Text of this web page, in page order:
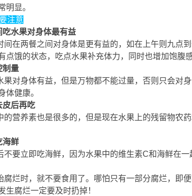
明显。
注意
吃水果对身体最有益
在两餐之间对身体是更有益的，如在上午则九点
点饿的状态，吃点水果补充体力，同时也增加饱腹
制量
对身体有益，但是万物都不能过量，否则只会对
体健康。
皮后再吃
营养素也是很多的，但是现在水果上的残留物农药
海鲜
要立即吃海鲜，因为水果中的维生素C和海鲜在一
烂时，就不要食用了。哪怕只有一部分腐烂，即便
生腐烂一定要及时扔掉！